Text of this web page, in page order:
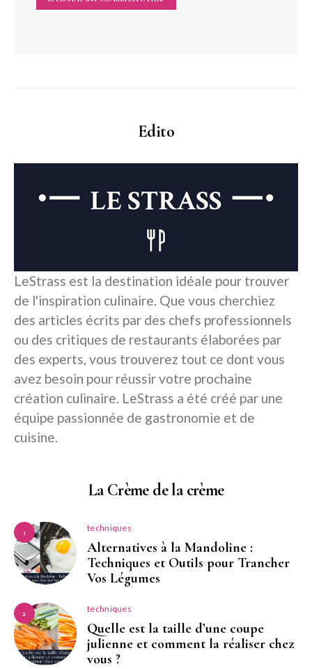
Edito
LeStrass est la destination idéale pour trouver
de l'inspiration culinaire. Que vous cherchiez
des articles écrits par des chefs professionnels
ou des critiques de restaurants élaborées par
des experts, vous trouverez tout ce dont vous
avez besoin pour réussir votre prochaine
création culinaire. LeStrass a été créé par une
équipe passionnée de gastronomie et de
cuisine.
La Crème de la crème
1 techniques
Alternatives à la Mandoline :
Techniques et Outils pour Trancher
Vos Légumes
2 techniques
Quelle est la taille d’une coupe
julienne et comment la réaliser chez
vous ?